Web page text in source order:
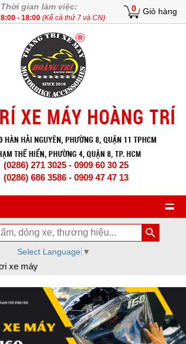
Thời gian làm việc:
8:00 - 18:00 (Kể cả thứ 7 và CN)
0 Giỏ hàng
(0286) 271 3025 - 0909 60 30 25
(0286) 686 3586 - 0909 47 47 13
Select Language ▼